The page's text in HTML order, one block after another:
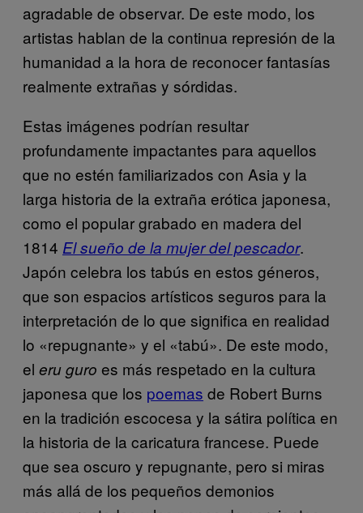
agradable de observar. De este modo, los
artistas hablan de la continua represión de la
humanidad a la hora de reconocer fantasías
realmente extrañas y sórdidas.
Estas imágenes podrían resultar
profundamente impactantes para aquellos
que no estén familiarizados con Asia y la
larga historia de la extraña erótica japonesa,
como el popular grabado en madera del
1814 El sueño de la mujer del pescador.
Japón celebra los tabús en estos géneros,
que son espacios artísticos seguros para la
interpretación de lo que significa en realidad
lo «repugnante» y el «tabú». De este modo,
el eru guro es más respetado en la cultura
japonesa que los poemas de Robert Burns
en la tradición escocesa y la sátira política en
la historia de la caricatura francese. Puede
que sea oscuro y repugnante, pero si miras
más allá de los pequeños demonios